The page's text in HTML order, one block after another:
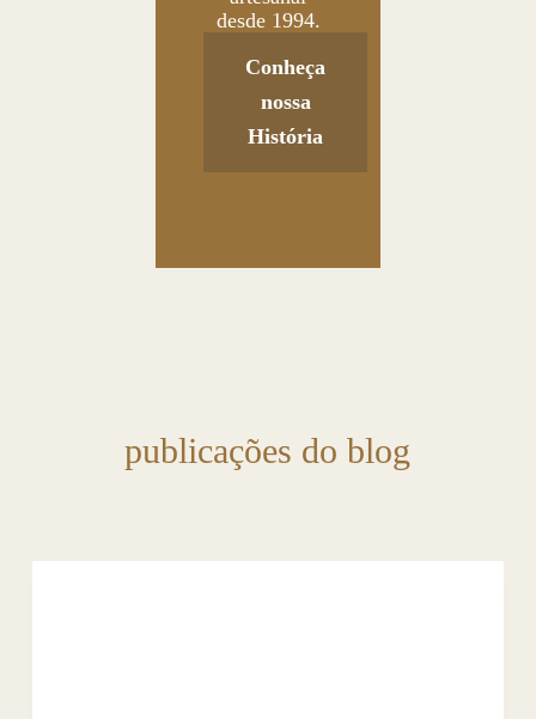
desde 1994.
Conheça
nossa
História
publicações do blog